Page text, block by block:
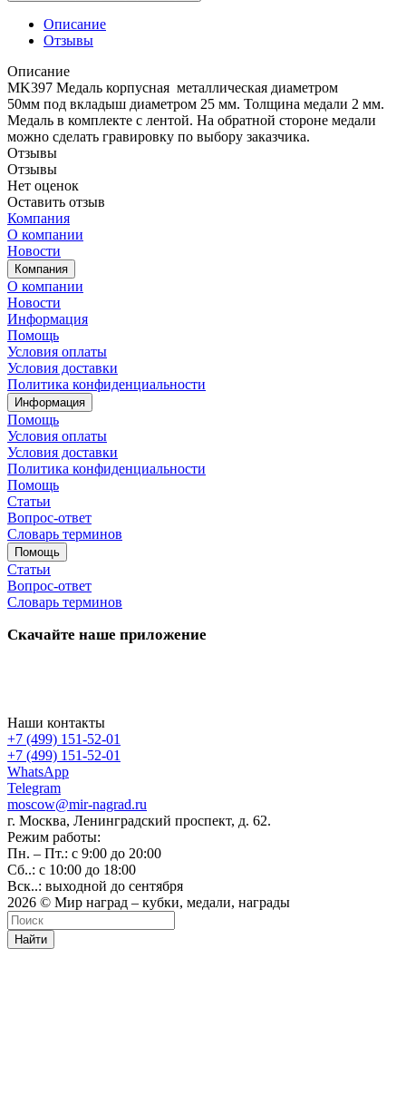
Описание
Отзывы
Описание
MK397 Медаль корпусная металлическая диаметром
50мм под вкладыш диаметром 25 мм. Толщина медали 2 мм.
Медаль в комплекте с лентой. На обратной стороне медали
можно сделать гравировку по выбору заказчика.
Отзывы
Отзывы
Нет оценок
Оставить отзыв
Компания
О компании
Новости
Компания
О компании
Новости
Информация
Помощь
Условия оплаты
Условия доставки
Политика конфиденциальности
Информация
Помощь
Условия оплаты
Условия доставки
Политика конфиденциальности
Помощь
Статьи
Вопрос-ответ
Словарь терминов
Помощь
Статьи
Вопрос-ответ
Словарь терминов
Скачайте наше приложение
Наши контакты
+7 (499) 151-52-01
+7 (499) 151-52-01
WhatsApp
Telegram
moscow@mir-nagrad.ru
г. Москва, Ленинградский проспект, д. 62.
Режим работы:
Пн. – Пт.: с 9:00 до 20:00
Сб..: с 10:00 до 18:00
Вск..: выходной до сентября
2026 © Мир наград – кубки, медали, награды
Найти